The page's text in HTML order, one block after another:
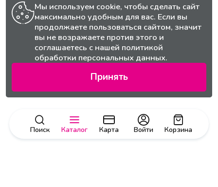
Поиск Каталог Карта Корзина
Войти
Мы используем cookie, чтобы сделать сайт
максимально удобным для вас. Если вы
продолжаете пользоваться сайтом, значит
вы не возражаете против этого и
соглашаетесь с нашей политикой
обработки персональных данных.
Принять